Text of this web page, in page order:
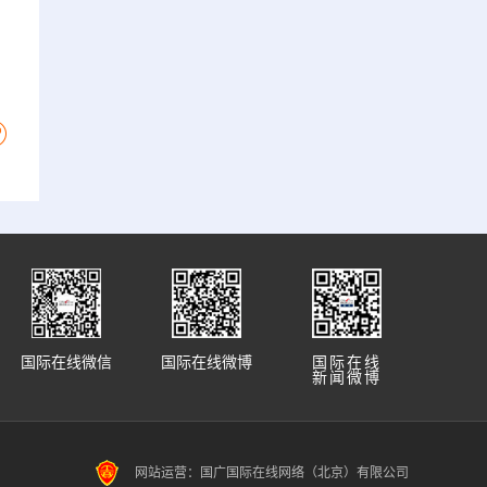
国际在线
新闻微博
国际在线微博
国际在线微信
网站运营：国广国际在线网络（北京）有限公司